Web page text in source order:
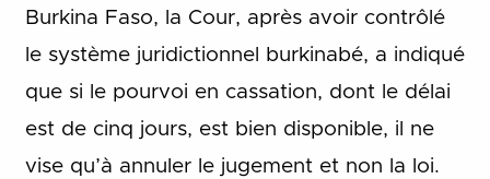
Burkina Faso, la Cour, après avoir contrôlé
le système juridictionnel burkinabé, a indiqué
que si le pourvoi en cassation, dont le délai
est de cinq jours, est bien disponible, il ne
vise qu’à annuler le jugement et non la loi.